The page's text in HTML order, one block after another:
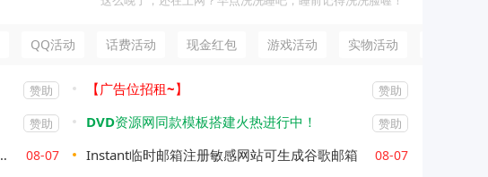
QQ活动 话费活动 现金红包 游戏活动 实物活动
赞助 【广告位招租~】 赞助
赞助 DVD资源网同款模板搭建火热进行中！ 赞助
08-07 Instant临时邮箱注册敏感网站可生成谷歌邮箱 08-07